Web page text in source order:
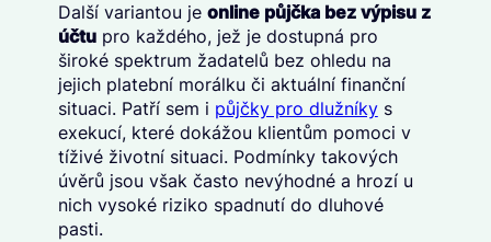
Další variantou je online půjčka bez výpisu z
účtupro každého, jež je dostupná pro
široké spektrum žadatelů bez ohledu na
jejich platební morálku či aktuální finanční
situaci. Patří sem i půjčky pro dlužníkys
exekucí, které dokážou klientům pomoci v
tíživé životní situaci. Podmínky takových
úvěrů jsou však často nevýhodné a hrozí u
nich vysoké riziko spadnutí do dluhové
pasti.